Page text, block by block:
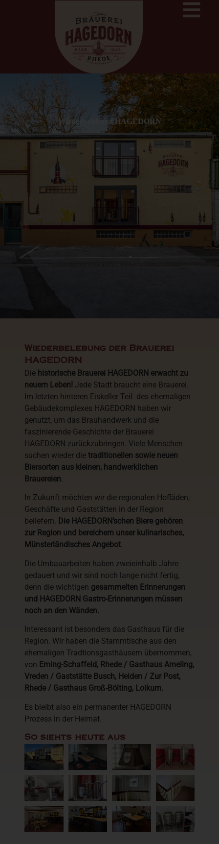
Wiederbelebung HAGEDORN
Wiederbelebung der Brauerei
HAGEDORN
Die historische Brauerei HAGEDORN erwacht zu
neuem Leben! Jede Stadt braucht eine Brauerei.
Im letzten hinteren Eiskeller Teil des ehemaligen
Gebäudekomplexes HAGEDORN haben wir
genutzt, um das Brauhandwerk und die
faszinierende Geschichte der Brauerei
HAGEDORN zurückzubringen. Viele Menschen
suchen wieder die traditionellen sowie neuen
Biersorten aus kleinen, handwerklichen
Brauereien.
In Zukunft möchten wir die regionalen Hofläden,
Geschäfte und Gaststätten in der Region
beliefern. Die HAGEDORN’schen Biere gehören
zur Region und bereichern unser kulinarisches,
Münsterländisches Angebot.
Die Umbauarbeiten haben zweieinhalb Jahre
gedauert und wir sind noch lange nicht fertig,
denn die wichtigen gesammelten Erinnerungen
und HAGEDORN Gastro-Erinnerungen müssen
noch an den Wänden.
Interessant ist besonders das Gasthaus für die
Region. Wir haben die Stammtische aus den
ehemaligen Tradtionsgasthäusern übernommen,
von Eming-Schaffeld, Rhede / Gasthaus Ameling,
Vreden / Gaststätte Busch, Heiden / Zur Post,
Rhede / Gasthaus Groß-Bölting, Loikum.
Es bleibt also ein permanenter HAGEDORN
Prozess in der Heimat.
So siehts heute aus